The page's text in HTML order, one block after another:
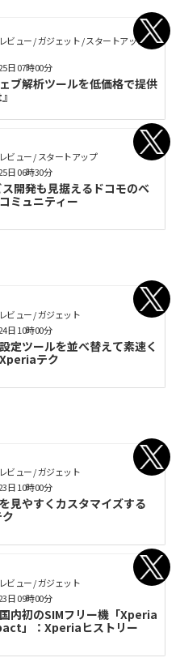
ビュー / ガジェット / スタートアップ /
ブ解析ツールを低価格で提供
日 07時00分
ビュー / スタートアップ
開発も見据えるドコモのベ
ミュニティー
日 06時30分
ビュー / ガジェット
定ツールを並べ替えて素速く
テク
日 10時00分
ビュー / ガジェット
見やすくカスタマイズする
日 10時00分
ビュー / ガジェット
内初のSIMフリー機「Xperia
」：Xperiaヒストリー
日 09時00分